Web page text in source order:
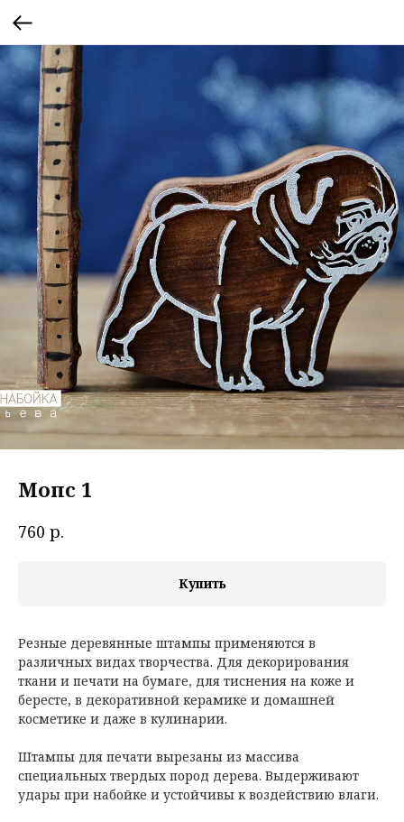
Мопс 1
760 р.
Купить
Резные деревянные штампы применяются в
различных видах творчества. Для декорирования
ткани и печати на бумаге, для тиснения на коже и
бересте, в декоративной керамике и домашней
косметике и даже в кулинарии.
Штампы для печати вырезаны из массива
специальных твердых пород дерева. Выдерживают
удары при набойке и устойчивы к воздействию влаги.